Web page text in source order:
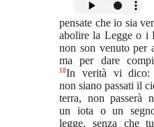
pensate che io sia
abolire la Legge o i
non son venuto per
ma per dare
18In verità vi dico:
non siano passati il
terra, non passerà
un iota o un
legge, senza che